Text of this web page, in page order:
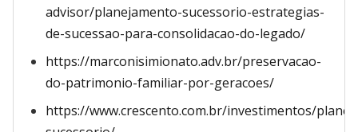
advisor/planejamento-sucessorio-estrategias-
de-sucessao-para-consolidacao-do-legado/
https://marconisimionato.adv.br/preservacao-
do-patrimonio-familiar-por-geracoes/
https://www.crescento.com.br/investimentos/